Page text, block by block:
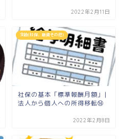
2022年2月11日
全般(社保、融資その他)
社保の基本「標準報酬月額」|
法人から個人への所得移転⑭
2022年2月8日